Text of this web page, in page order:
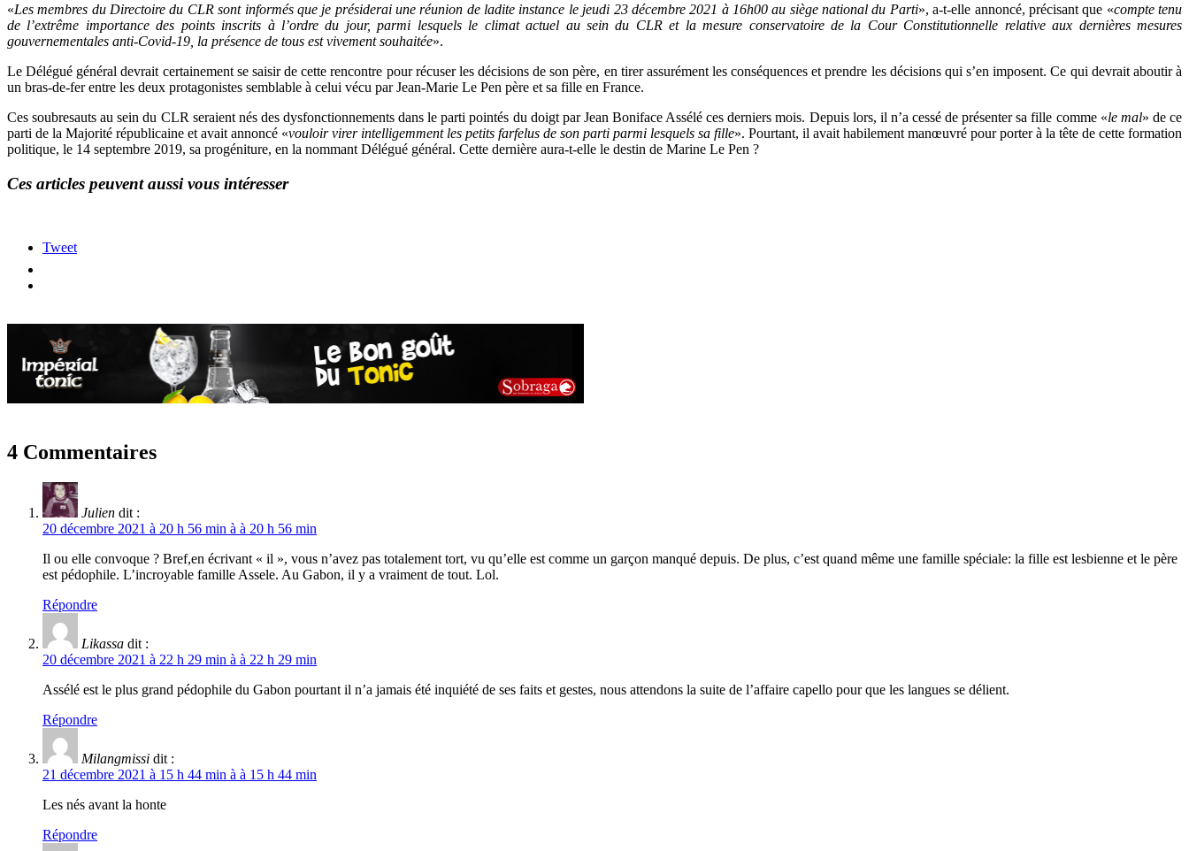
«Les membres du Directoire du CLR sont informés que je présiderai une réunion de ladite instance le jeudi 23 décembre 2021 à 16h00 au siège national du Parti», a-t-elle annoncé, précisant que «compte tenu
de l’extrême importance des points inscrits à l’ordre du jour, parmi lesquels le climat actuel au sein du CLR et la mesure conservatoire de la Cour Constitutionnelle relative aux dernières mesures
gouvernementales anti-Covid-19, la présence de tous est vivement souhaitée».
Le Délégué général devrait certainement se saisir de cette rencontre pour récuser les décisions de son père, en tirer assurément les conséquences et prendre les décisions qui s’en imposent. Ce qui devrait aboutir à
un bras-de-fer entre les deux protagonistes semblable à celui vécu par Jean-Marie Le Pen père et sa fille en France.
Ces soubresauts au sein du CLR seraient nés des dysfonctionnements dans le parti pointés du doigt par Jean Boniface Assélé ces derniers mois. Depuis lors, il n’a cessé de présenter sa fille comme «le mal» de ce
parti de la Majorité républicaine et avait annoncé «vouloir virer intelligemment les petits farfelus de son parti parmi lesquels sa fille». Pourtant, il avait habilement manœuvré pour porter à la tête de cette formation
politique, le 14 septembre 2019, sa progéniture, en la nommant Délégué général. Cette dernière aura-t-elle le destin de Marine Le Pen ?
Ces articles peuvent aussi vous intéresser
Tweet
4 Commentaires
Julien dit :
20 décembre 2021 à 20 h 56 min à à 20 h 56 min
Il ou elle convoque ? Bref,en écrivant « il », vous n’avez pas totalement tort, vu qu’elle est comme un garçon manqué depuis. De plus, c’est quand même une famille spéciale: la fille est lesbienne et le père
est pédophile. L’incroyable famille Assele. Au Gabon, il y a vraiment de tout. Lol.
Répondre
Likassa dit :
20 décembre 2021 à 22 h 29 min à à 22 h 29 min
Assélé est le plus grand pédophile du Gabon pourtant il n’a jamais été inquiété de ses faits et gestes, nous attendons la suite de l’affaire capello pour que les langues se délient.
Répondre
Milangmissi dit :
21 décembre 2021 à 15 h 44 min à à 15 h 44 min
Les nés avant la honte
Répondre